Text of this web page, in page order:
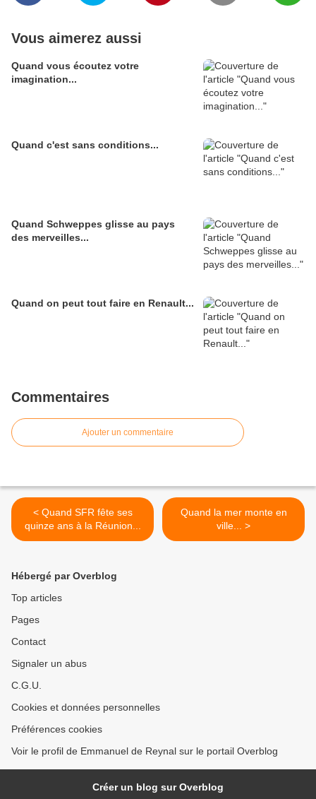
Vous aimerez aussi
Quand vous écoutez votre
imagination...
Quand c'est sans conditions...
Quand Schweppes glisse au pays
des merveilles...
Quand on peut tout faire en Renault...
Commentaires
Ajouter un commentaire
< Quand SFR fête ses
quinze ans à la Réunion...
Quand la mer monte en
ville... >
Hébergé par Overblog
Top articles
Pages
Contact
Signaler un abus
C.G.U.
Cookies et données personnelles
Préférences cookies
Voir le profil de Emmanuel de Reynal sur le portail Overblog
Créer un blog sur Overblog